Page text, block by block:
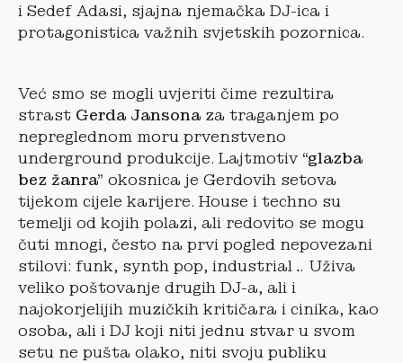
i Sedef Adasi, sjajna njemačka DJ-ica i
protagonistica važnih svjetskih pozornica.
Već smo se mogli uvjeriti čime rezultira
strast Gerda Jansona za traganjem po
nepreglednom moru prvenstveno
underground produkcije. Lajtmotiv “glazba
bez žanra” okosnica je Gerdovih setova
tijekom cijele karijere. House i techno su
temelji od kojih polazi, ali redovito se mogu
čuti mnogi, često na prvi pogled nepovezani
stilovi: funk, synth pop, industrial… Uživa
veliko poštovanje drugih DJ-a, ali i
najokorjelijih muzičkih kritičara i cinika, kao
osoba, ali i DJ koji niti jednu stvar u svom
setu ne pušta olako, niti svoju publiku